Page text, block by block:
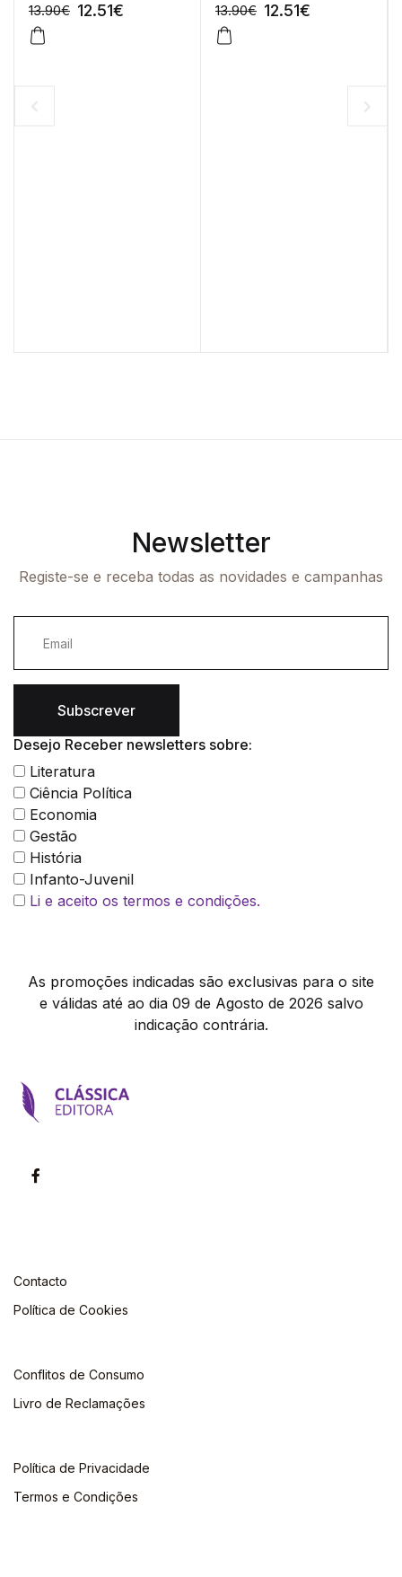
13.90€ 12.51€
-10%
13.90€ 12.51€
Newsletter
Registe-se e receba todas as novidades e campanhas
Subscrever
Desejo Receber newsletters sobre:
Literatura
Ciência Política
Economia
Gestão
História
Infanto-Juvenil
Li e aceito os termos e condições.
As promoções indicadas são exclusivas para o site
e válidas até ao dia 09 de Agosto de 2026 salvo
indicação contrária.
Contacto
Política de Cookies
Conflitos de Consumo
Livro de Reclamações
Política de Privacidade
Termos e Condições